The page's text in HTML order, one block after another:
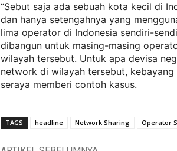
“Sebut saja ada sebuah kota kecil di
dan hanya setengahnya yang
lima operator di Indonesia sendiri-
dibangun untuk masing-masing
wilayah tersebut. Untuk apa devisa
network di wilayah tersebut,
seraya memberi contoh kasus.
TAGS headline Network Sharing Operator